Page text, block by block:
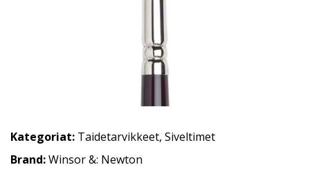
Kategoriat: Taidetarvikkeet, Siveltimet
Brand:Winsor &: Newton